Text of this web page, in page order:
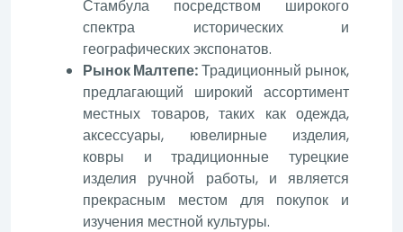
Стамбула посредством широкого
спектра исторических и
географических экспонатов.
Рынок Малтепе:Традиционный рынок,
предлагающий широкий ассортимент
местных товаров, таких как одежда,
аксессуары, ювелирные изделия,
ковры и традиционные турецкие
изделия ручной работы, и является
прекрасным местом для покупок и
изучения местной культуры.